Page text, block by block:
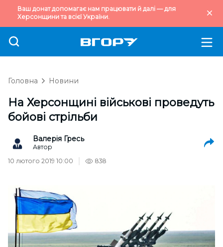
Ваш донат допомагає нам працювати й далі — для
Херсонщини та всієї України.
Головна Новини
На Херсонщині військові проведуть
бойові стрільби
Валерія Гресь
Автор
10 лютого 2019 10:00
838